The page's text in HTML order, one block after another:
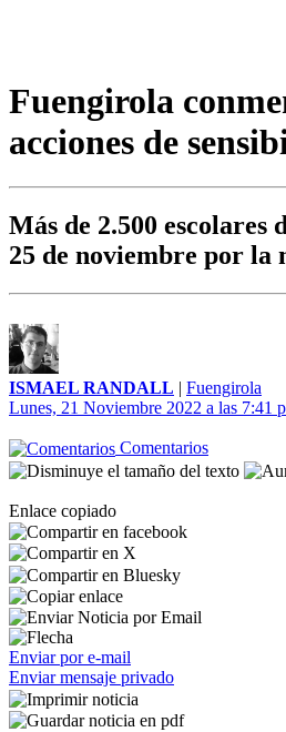
Fuengirola
acciones de
Más de 2.500
25 de noviembre por la
ISMAEL RANDALL | Fuengirola
Lunes, 21 Noviembre 2022 a las 7:41
Comentarios
Enlace copiado
Enviar por e-mail
Enviar mensaje privado